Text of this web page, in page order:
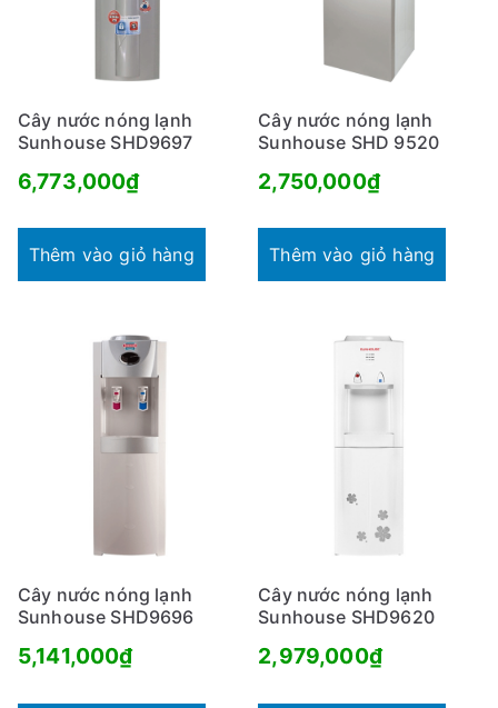
Cây nước nóng lạnh
Sunhouse SHD9697
6,773,000₫
Thêm vào giỏ hàng
Cây nước nóng lạnh
Sunhouse SHD 9520
2,750,000₫
Thêm vào giỏ hàng
Cây nước nóng lạnh
Sunhouse SHD9696
5,141,000₫
Cây nước nóng lạnh
Sunhouse SHD9620
2,979,000₫